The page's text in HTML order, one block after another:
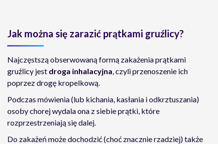
Jak można się zarazić prątkami gruźlicy?
Najczęstszą obserwowaną formą zakażenia prątkami
gruźlicy jest droga inhalacyjna, czyli przenoszenie ich
poprzez drogę kropelkową.
Podczas mówienia (lub kichania, kasłania i odkrztuszania)
osoby chorej wydala ona z siebie prątki, które
rozprzestrzeniają się dalej.
Do zakażeń może dochodzić (choć znacznie rzadziej) także